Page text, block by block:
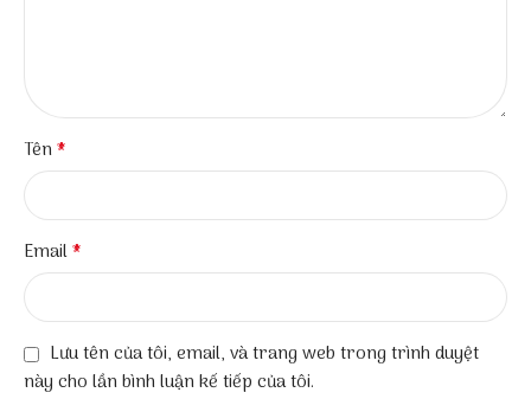
Tên*
Email*
Lưu tên của tôi, email, và trang web trong trình duyệt
này cho lần bình luận kế tiếp của tôi.